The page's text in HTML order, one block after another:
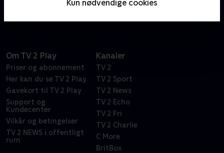
Kun nødvendige cookies
Om TV 2 Play
Priser og abonnement
Her kan du se TV 2 Play
Gavekort til TV 2 Play
Support og
Kundecenter
Vilkår og betingelser
TV 2 NEWS i offentligt
rum
Kanaler
TV 2
TV 2 Sport
TV 2 News
TV 2 Echo
TV 2 Fri
TV 2 Charlie
C More
BritBox